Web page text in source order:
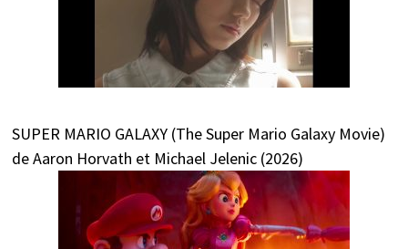
SUPER MARIO GALAXY (The Super Mario Galaxy Movie)
de Aaron Horvath et Michael Jelenic (2026)